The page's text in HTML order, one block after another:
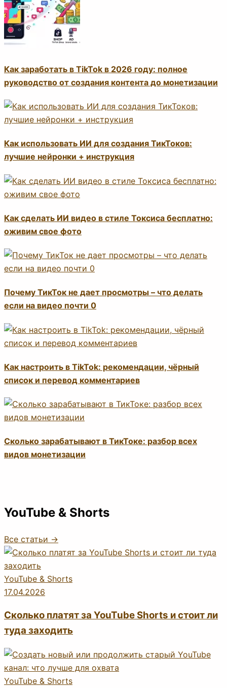
Как заработать в TikTok в 2026 году: полное
руководство от создания контента до монетизации
Как использовать ИИ для создания ТикТоков:
лучшие нейронки + инструкция
Как сделать ИИ видео в стиле Токсиса бесплатно:
оживим свое фото
Почему ТикТок не дает просмотры – что делать
если на видео почти 0
Как настроить в TikTok: рекомендации, чёрный
список и перевод комментариев
Сколько зарабатывают в ТикТоке: разбор всех
видов монетизации
YouTube & Shorts
Все статьи →
YouTube & Shorts
17.04.2026
Сколько платят за YouTube Shorts и стоит ли
туда заходить
YouTube & Shorts